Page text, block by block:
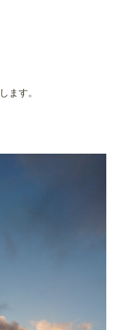
ます。